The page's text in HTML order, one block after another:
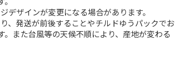
デザインが変更になる場合があります。
、発送が前後することやチルドゆうパックでお
。また台風等の天候不順により、産地が変わる